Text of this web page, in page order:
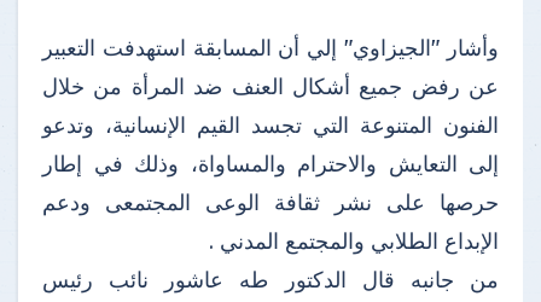
وأشار "الجيزاوي" إلي أن المسابقة استهدفت التعبير
عن رفض جميع أشكال العنف ضد المرأة من خلال
الفنون المتنوعة التي تجسد القيم الإنسانية، وتدعو
إلى التعايش والاحترام والمساواة، وذلك في إطار
حرصها على نشر ثقافة الوعى المجتمعى ودعم
الإبداع الطلابي والمجتمع المدني .
من جانبه قال الدكتور طه عاشور نائب رئيس